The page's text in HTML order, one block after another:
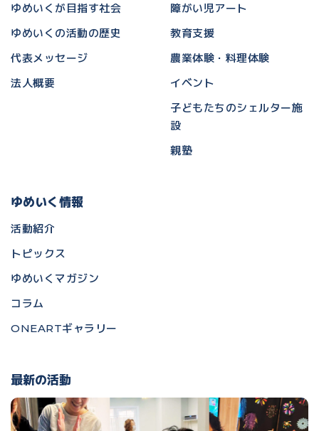
ゆめいくが目指す社会
ゆめいくの活動の歴史
代表メッセージ
法人概要
障がい児アート
教育支援
農業体験・料理体験
イベント
子どもたちのシェルター施
設
親塾
ゆめいく情報
活動紹介
トピックス
ゆめいくマガジン
コラム
ONEARTギャラリー
最新の活動